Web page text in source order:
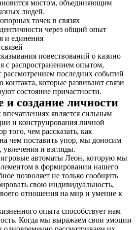
мостом, объединяющим
людей.
точек в связях
через общий опыт
и единения
повествований о казино
с распространением опытом,
рассмотрением последних событий
контакта, которые развивают связи
состояние причастности.
создание личности
является сильным
и конструирования личной
того, чем рассказать, как
чем поставить упор, мы доносим
и взгляды.
автоматы Леон, которую мы
в формировании нашего
позволяет не только сообщить
свою индивидуальность,
отношения на мир и умение к
опыта способствует нам
Когда мы выражаем свои эмоции